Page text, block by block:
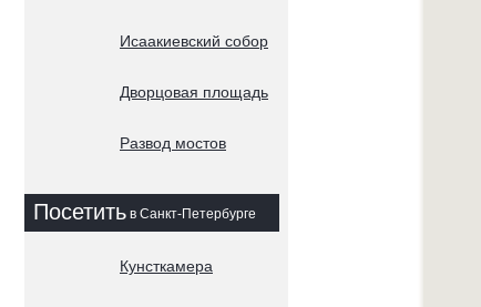
Исаакиевский собор
Дворцовая площадь
Развод мостов
Посетить в Санкт-Петербурге
Кунсткамера